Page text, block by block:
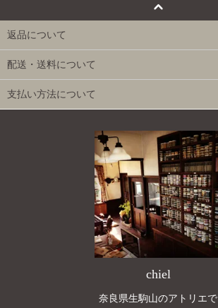
返品について
配送・送料について
支払い方法について
chiel
奈良県生駒山のアトリエで